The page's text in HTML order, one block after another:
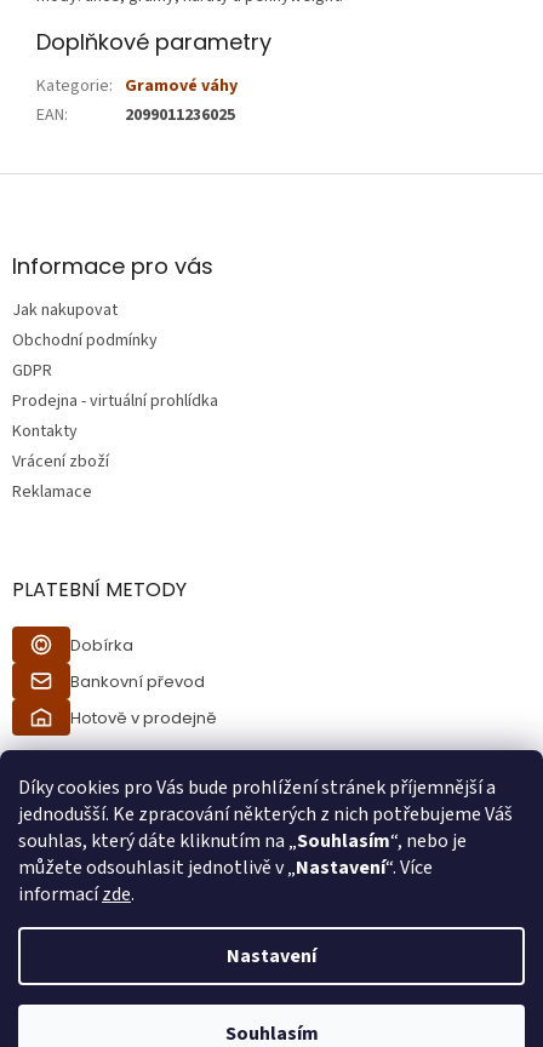
Díky cookies pro Vás bude prohlížení stránek příjemnější a
jednodušší. Ke zpracování některých z nich potřebujeme Váš
souhlas, který dáte kliknutím na „Souhlasím“, nebo je
můžete odsouhlasit jednotlivě v „Nastavení“. Více
informacízde.
Nastavení
Souhlasím
Při procesu objednávání bude ověřeno, zda jste starší 18ti let pomocí
bankovní identity. Při převzetí zboží od kurýra bude také ověřeno, zda
Doplňkové parametry
Kategorie: Gramové váhy
EAN: 2099011236025
Z
aInformace pro vás
Jak nakupovat
Obchodní podmínky
GDPR
Prodejna - virtuální prohlídka
Kontakty
Vrácení zboží
Reklamace
PLATEBNÍ METODY
Dobírka
Bankovní převod
Hotově v prodejně
Copyright 2026Ráj kuřáků. Všechna práva vyhrazena.